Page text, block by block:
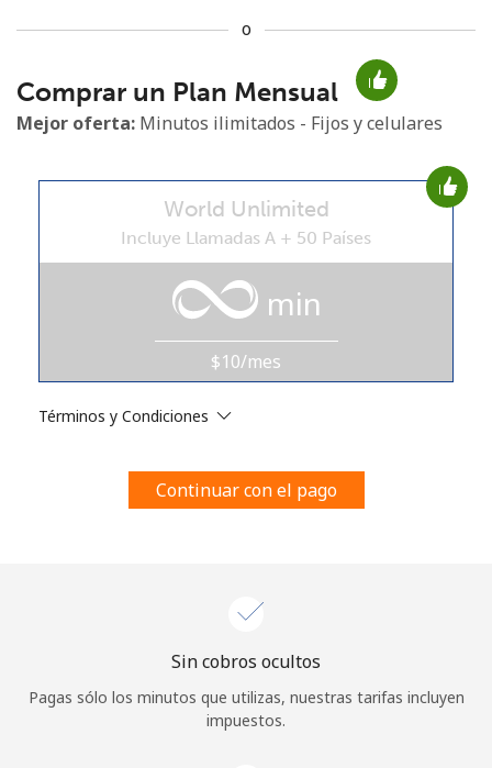
No se ha creado una contraseña
Mínimo 8 caracteres
Una letra mayúscula y una minúscula
Un número
estosTérminos y condiciones.
Únete
¡Hola!
Inicia sesión oREGÍSTRATE →
o
Comprar un Plan Mensual
Mejor oferta: Minutos ilimitados - Fijos y celulares
World Unlimited
Incluye Llamadas A + 50 Países
min
$10/mes
Términos y Condiciones
Continuar con el pago
Sin cobros ocultos
Pagas sólo los minutos que utilizas, nuestras tarifas incluyen
impuestos.